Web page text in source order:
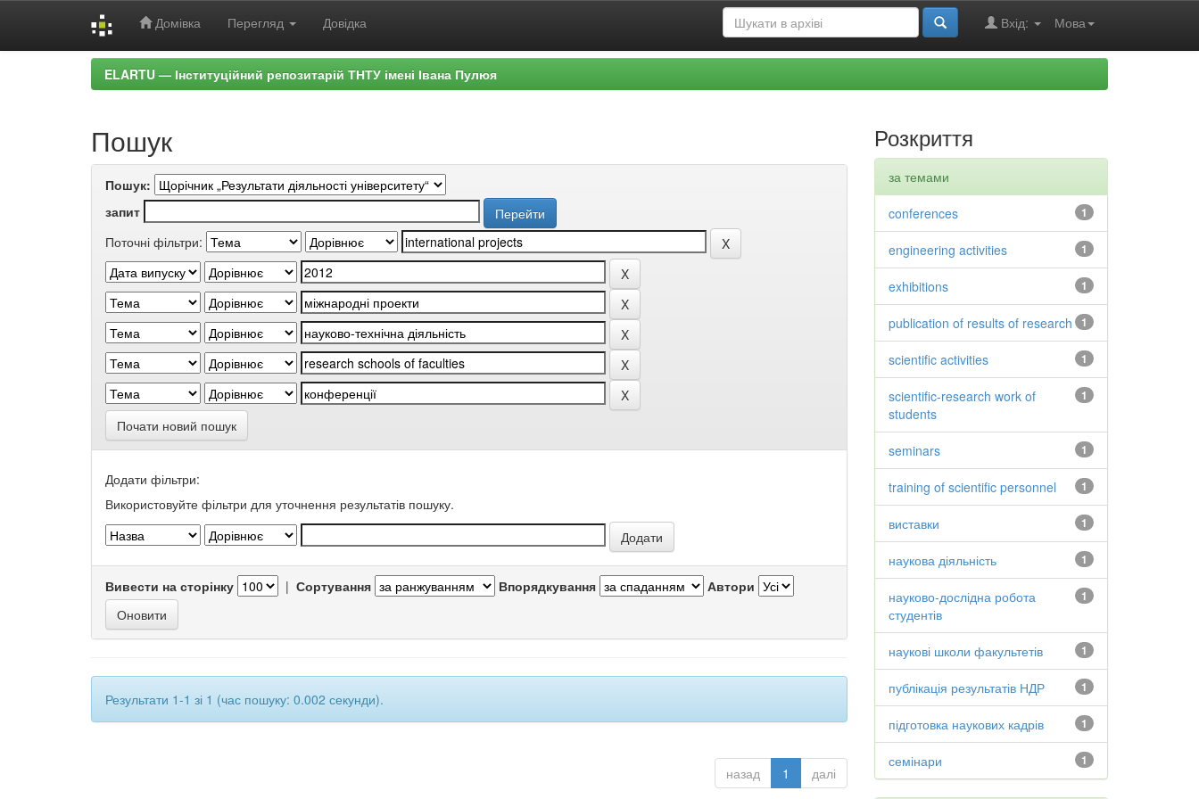
Домівка Перегляд Довідка Мова
Вхід:
ELARTU — Інституційний репозитарій ТНТУ імені Івана Пулюя
Пошук
Пошук:
запит
Поточні фільтри:
Почати новий пошук
Додати фільтри:
Використовуйте фільтри для уточнення результатів пошуку.
Вивести на сторінку | Сортування Впорядкування Автори
Результати 1-1 зі 1 (час пошуку: 0.002 секунди).
назад 1 далі
Розкриття
за темами
1
conferences
1
engineering activities
1
exhibitions
1
publication of results of research
1
scientific activities
1
scientific-research work of
students
1
seminars
1
training of scientific personnel
1
виставки
1
наукова діяльність
1
науково-дослідна робота
студентів
1
наукові школи факультетів
1
публікація результатів НДР
1
підготовка наукових кадрів
1
семінари